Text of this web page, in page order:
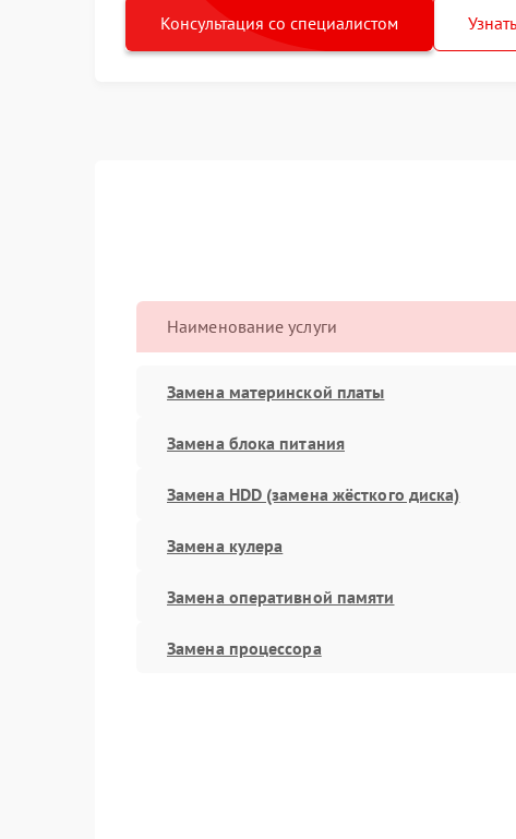
Консультация со специалистом
Наименование услуги
Замена материнской платы
Замена блока питания
Замена HDD (замена жёсткого диска)
Замена кулера
Замена оперативной памяти
Замена процессора